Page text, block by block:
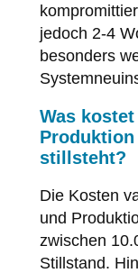
jedoch 2-4
besonders
Was
stillsteht?
Die Kosten
und
zwischen
Stillstand.